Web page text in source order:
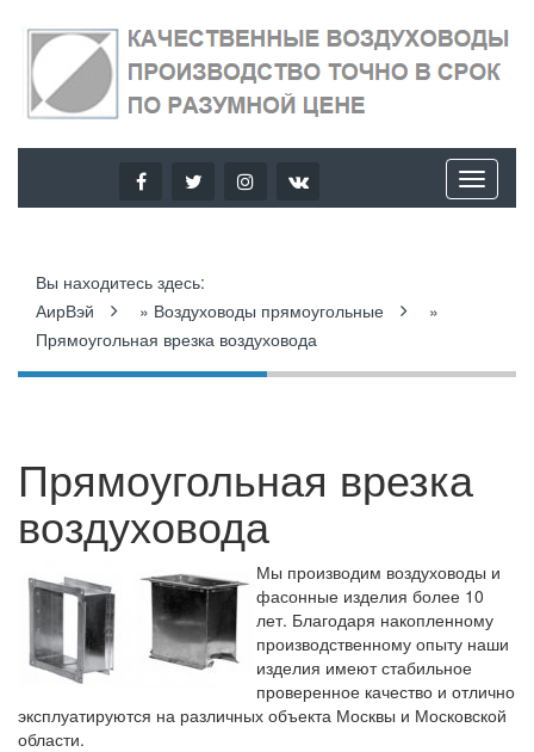
Вы находитесь здесь:
АирВэй
» Воздуховоды прямоугольные
»
Прямоугольная врезка воздуховода
Прямоугольная врезка
воздуховода
Мы производим воздуховоды и
фасонные изделия более 10
лет. Благодаря накопленному
производственному опыту наши
изделия имеют стабильное
проверенное качество и отлично
эксплуатируются на различных объекта Москвы и Московской
области.